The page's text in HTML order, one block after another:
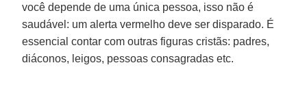
você depende de uma única pessoa, isso não é
saudável: um alerta vermelho deve ser disparado. É
essencial contar com outras figuras cristãs: padres,
diáconos, leigos, pessoas consagradas etc.